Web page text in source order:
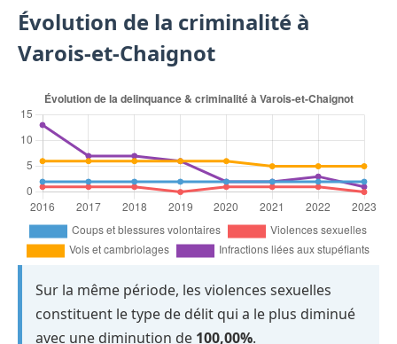
Évolution de la criminalité à
Varois-et-Chaignot
Sur la même période, les violences sexuelles
constituent le type de délit qui a le plus diminué
avec une diminution de 100,00%.